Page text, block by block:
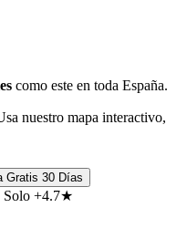
como este en toda España.
nuestro mapa interactivo,
Gratis 30 Días
Solo +4.7★